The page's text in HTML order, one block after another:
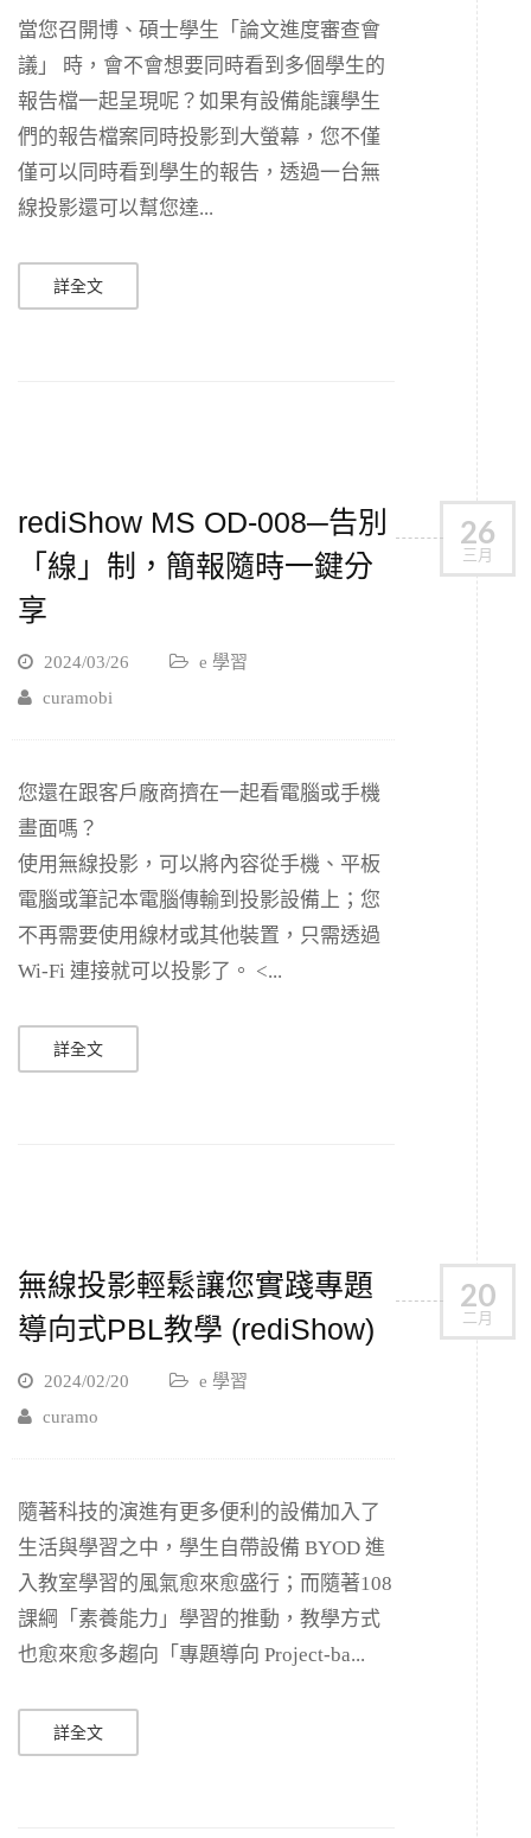
當您召開博、碩士學生「論文進度審查會
議」 時，會不會想要同時看到多個學生的
報告檔一起呈現呢？如果有設備能讓學生
們的報告檔案同時投影到大螢幕，您不僅
僅可以同時看到學生的報告，透過一台無
線投影還可以幫您達...
詳全文
26
三月
rediShow MS OD-008─告別
「線」制，簡報隨時一鍵分
享
2024/03/26
e 學習
curamobi
您還在跟客戶廠商擠在一起看電腦或手機
畫面嗎？
使用無線投影，可以將內容從手機、平板
電腦或筆記本電腦傳輸到投影設備上；您
不再需要使用線材或其他裝置，只需透過
Wi-Fi 連接就可以投影了。 <...
詳全文
20
二月
無線投影輕鬆讓您實踐專題
導向式PBL教學 (rediShow)
2024/02/20
e 學習
curamo
隨著科技的演進有更多便利的設備加入了
生活與學習之中，學生自帶設備 BYOD 進
入教室學習的風氣愈來愈盛行；而隨著108
課綱「素養能力」學習的推動，教學方式
也愈來愈多趨向「專題導向 Project-ba...
詳全文